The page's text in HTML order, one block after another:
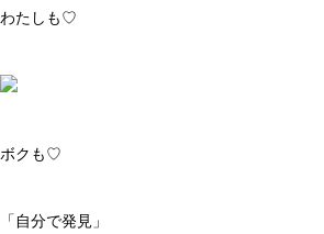
わたしも♡
ボクも♡
「自分で発見」